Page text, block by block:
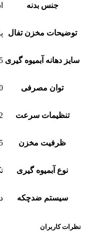
جنس بدنه
توضیحات مخزن تفال
سایز دهانه آبمیوه گیری 85
توان مصرفی
تنظیمات سرعت 2 سرعته با عملکرد پالس
ظرفیت مخزن
نوع آبمیوه گیری
سیستم ضدچکه
نظرات کاربران